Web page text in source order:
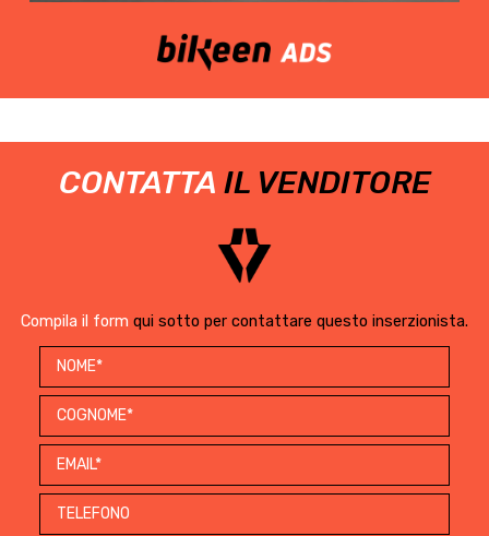
CONTATTA IL VENDITORE
Compila il form qui sotto per contattare questo inserzionista.